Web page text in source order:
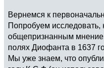
Вернемся к
Попробуем исследовать,
общепризнанным
полях Диофанта в 1637
Мы уже знаем, что